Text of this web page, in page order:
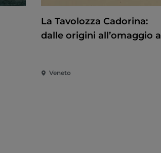
La Tavolozza Cadorina:
dalle origini all’omaggio a
Veneto